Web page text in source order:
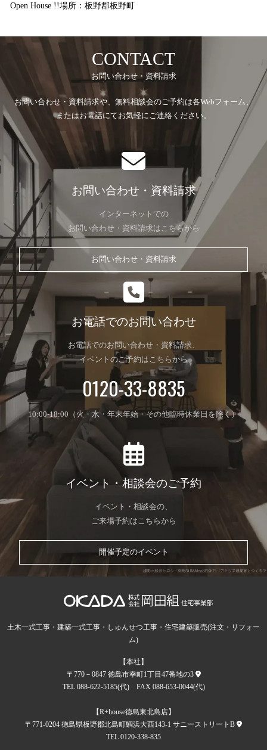
Open House !!場所：板野郡板野町
CONTACT
お問い合わせ・資料請求
お問い合わせ・資料請求や、無料相談会のご予約は各Webフォーム、
またはお電話にてお気軽にご連絡ください。
お問い合わせ・資料請求
インターネットでの
お問い合わせ・資料請求はこちらから
お問い合わせ・資料請求
お電話でのお問い合わせ
お電話でのお問い合わせ・資料請求、
イベントのご予約はこちらから
0120-33-8835
10:00-18:00（火・水・年末年始・その他臨時休業日を除く）
イベント・相談会のご予約
イベント・相談会の、
ご来場予約はこちらから
開催予定のイベント
土木一式工事・建築一式工事・しゅんせつ工事・住宅建築販売(注文・リフォー
ム)
【本社】
〒770－0847 徳島市幸町1丁目47番地の3
TEL 088-622-5185(代) FAX 088-653-0044(代)
【R+house徳島東北島店】
〒771-0204 徳島県板野郡北島町鯛浜大西143-1 サニーストリートB
TEL 0120-338-835